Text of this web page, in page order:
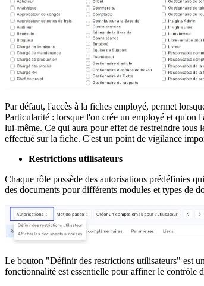
Par défaut, l'accès à la fiches employé, permet
Particularité : lorsque l'on crée un employé et qu'on
lui-même. Ce qui aura pour effet de restreindre tous
effectué sur la fiche. C'est un point de vigilance
Restrictions utilisateurs
Chaque rôle possède des autorisations prédéfinies
des documents pour différents modules et types de
Le bouton "Définir des restrictions utilisateurs" est
fonctionnalité est essentielle pour affiner le contrôle